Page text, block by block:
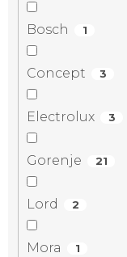
Bosch 1
Concept 3
Electrolux 3
Gorenje 21
Lord 2
Mora 1